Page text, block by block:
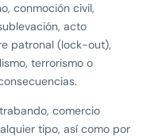
conmoción civil,
acto
patronal (lock-out),
terrorismo o
comercio
tipo, así como por